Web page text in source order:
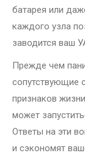
батарея или
каждого узла
заводится ваш
Прежде чем
сопутствующие
признаков
может
Ответы на эти
и сэкономят